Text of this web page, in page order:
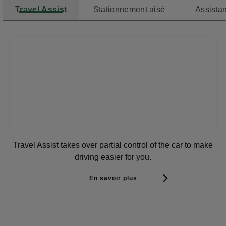
Travel Assist Stationnement aisé
Travel Assist takes over partial control of the car to make
driving easier for you.
En savoir plus